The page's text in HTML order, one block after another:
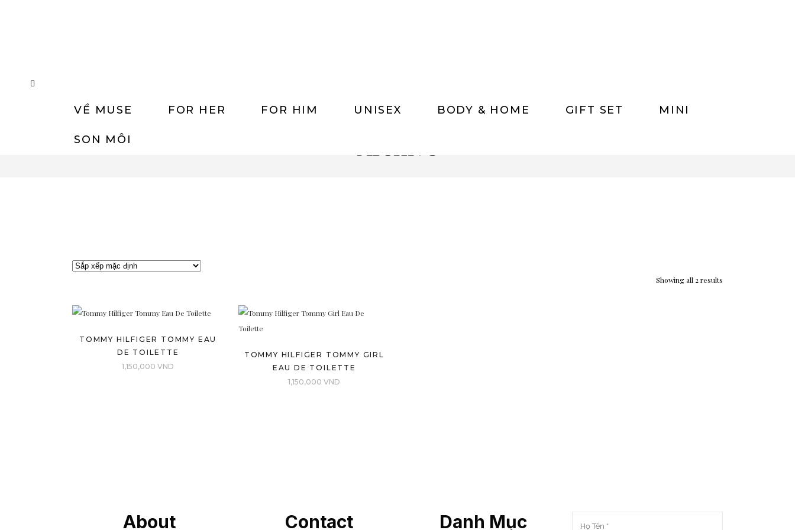
VỀ MUSE FOR HER FOR HIM UNISEX BODY & HOME GIFT SET MINI
SON MÔI
Showing all 2 results
TOMMY HILFIGER TOMMY EAU
DE TOILETTE
1,150,000VND
TOMMY HILFIGER TOMMY GIRL
EAU DE TOILETTE
1,150,000VND
About Contact Danh Mục